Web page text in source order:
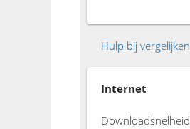
Hulp bij vergelijken
Internet
Downloadsnelheid